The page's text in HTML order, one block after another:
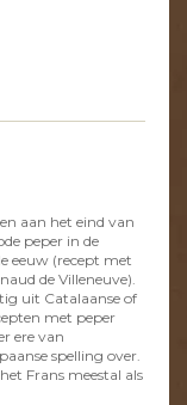
aan het eind van
peper in de
eeuw (recept met
de Villeneuve).
uit Catalaanse of
met peper
ere van
spelling over.
Frans meestal als